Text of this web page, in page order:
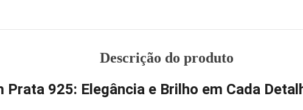
Descrição do produto
925: Elegância e Brilho em Cada